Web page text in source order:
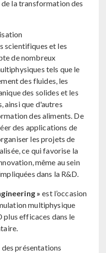
la transformation des
scientifiques et les
de nombreux
tels que le
des fluides, les
des solides et les
ainsi que d'autres
des aliments. De
des applications de
les projets de
ce qui favorise la
même au sein
dans la R&D.
» est l’occasion
multiphysique
plus efficaces dans le
présentations